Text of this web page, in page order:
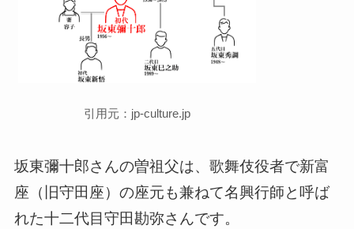
引用元：jp-culture.jp
坂東彌十郎さんの曽祖父は、歌舞伎役者で新富
座（旧守田座）の座元も兼ねて名興行師と呼ば
れた十二代目守田勘弥さんです。